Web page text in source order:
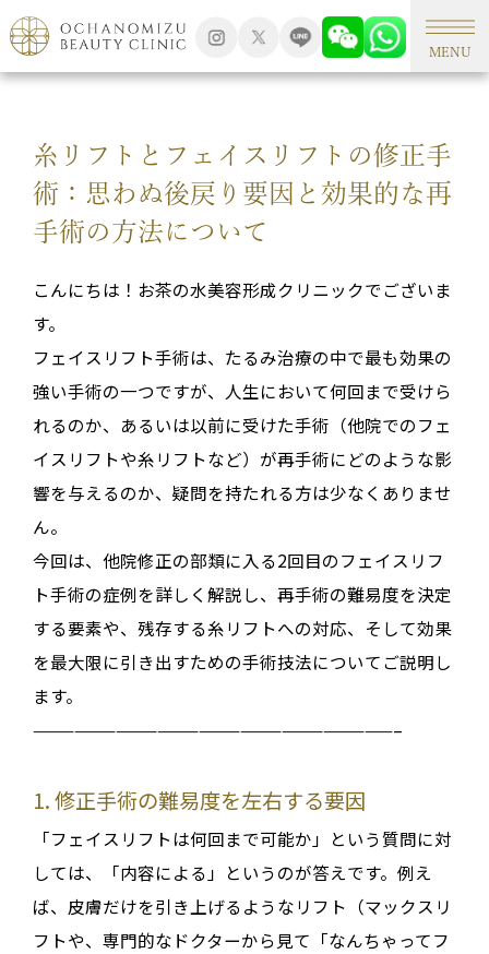
MENU
TOP 形成外科手術
糸リフトとフェイスリフトの修正手
術：思わぬ後戻り要因と効果的な再
手術の方法について
こんにちは！お茶の水美容形成クリニックでございま
す。
フェイスリフト手術は、たるみ治療の中で最も効果の
強い手術の一つですが、人生において何回まで受けら
れるのか、あるいは以前に受けた手術（他院でのフェ
イスリフトや糸リフトなど）が再手術にどのような影
響を与えるのか、疑問を持たれる方は少なくありませ
ん。
今回は、 他院修正の部類に入る2回目のフェイスリフ
ト手術の症例を詳しく解説し、再手術の難易度を決定
する要素や、残存する糸リフトへの対応、そして効果
を最大限に引き出すための手術技法についてご説明し
ます。
——————————————————————————–
1. 修正手術の難易度を左右する要因
「フェイスリフトは何回まで可能か」という質問に対
しては、「内容による」というのが答えです。例え
ば、皮膚だけを引き上げるようなリフト（マックスリ
フトや、専門的なドクターから見て「なんちゃってフ